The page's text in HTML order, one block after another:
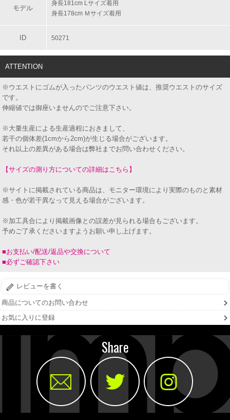
モデル
身長181cm Lサイズ着用
身長178cm Ｍサイズ着用
ID 50271
ATTENTION
※ウエストにゴムが入ったパンツのウエスト値は、推奨ウエストのサイズ
です。
伸縮値では御座いませんのでご注意下さい。
※大量生産による生産過程におきまして、
若干の個体差(1cmから2cm)が生じる場合がございます。
それ以上の差異がある場合は弊社までお問い合わせください。
【サイズの測り方についての詳細はこちら】
※サイトに掲載されている商品は、モニター環境により実際のものと素材
感・色が若干異なって見える場合がございます。
※加工具合により掲載画像との誤差が見られる場合もございます。
予めご了承くださいますようお願い申し上げます。
■お支払い/配送/返品や交換について
■必ずご確認下さい
レビューを書く
商品についてのお問い合わせ
お気に入りに登録
Share